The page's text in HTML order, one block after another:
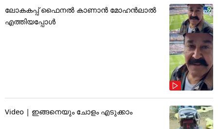
ലോകകപ്പ് ഫൈനൽ കാണാൻ മോഹൻലാൽ
എത്തിയപ്പോൾ
Video | ഇങ്ങനെയും ചോളം എടുക്കാം